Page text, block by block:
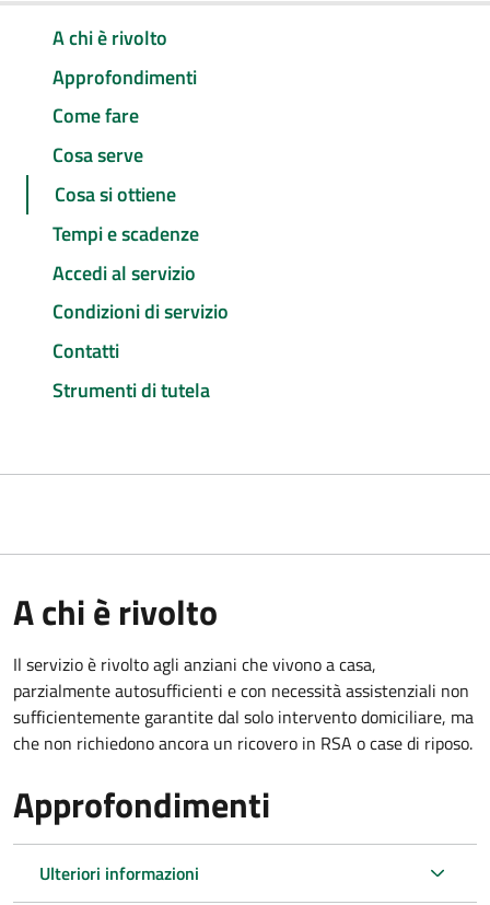
A chi è rivolto
Approfondimenti
Come fare
Cosa serve
Cosa si ottiene
Tempi e scadenze
Accedi al servizio
Condizioni di servizio
Contatti
Strumenti di tutela
A chi è rivolto
Il servizio è rivolto agli anziani che vivono a casa,
parzialmente autosufficienti e con necessità assistenziali non
sufficientemente garantite dal solo intervento domiciliare, ma
che non richiedono ancora un ricovero in RSA o case di riposo.
Approfondimenti
Ulteriori informazioni